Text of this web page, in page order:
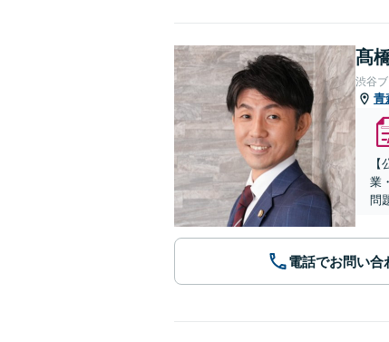
髙
渋谷
青
業
問
電話でお問い合